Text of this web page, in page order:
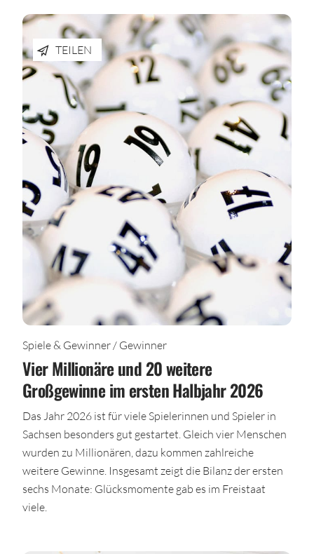
TEILEN
Spiele & Gewinner / Gewinner
Vier Millionäre und 20 weitere
Großgewinne im ersten Halbjahr 2026
Das Jahr 2026 ist für viele Spielerinnen und Spieler in
Sachsen besonders gut gestartet. Gleich vier Menschen
wurden zu Millionären, dazu kommen zahlreiche
weitere Gewinne. Insgesamt zeigt die Bilanz der ersten
sechs Monate: Glücksmomente gab es im Freistaat
viele.